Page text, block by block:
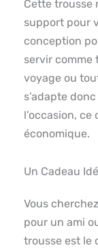
Cette trousse
support pour
conception
servir comme
voyage ou
s’adapte
l’occasion,
économique.
Un Cadeau
Vous
pour un ami
trousse est le